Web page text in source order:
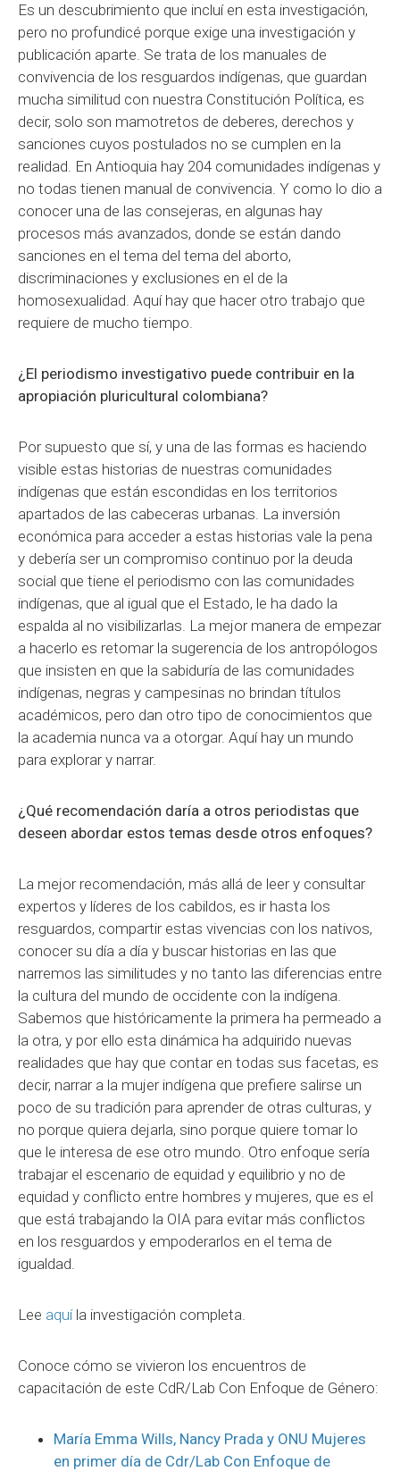
Es un descubrimiento que incluí en esta investigación,
pero no profundicé porque exige una investigación y
publicación aparte. Se trata de los manuales de
convivencia de los resguardos indígenas, que guardan
mucha similitud con nuestra Constitución Política, es
decir, solo son mamotretos de deberes, derechos y
sanciones cuyos postulados no se cumplen en la
realidad. En Antioquia hay 204 comunidades indígenas y
no todas tienen manual de convivencia. Y como lo dio a
conocer una de las consejeras, en algunas hay
procesos más avanzados, donde se están dando
sanciones en el tema del tema del aborto,
discriminaciones y exclusiones en el de la
homosexualidad. Aquí hay que hacer otro trabajo que
requiere de mucho tiempo.
¿El periodismo investigativo puede contribuir en la
apropiación pluricultural colombiana?
Por supuesto que sí, y una de las formas es haciendo
visible estas historias de nuestras comunidades
indígenas que están escondidas en los territorios
apartados de las cabeceras urbanas. La inversión
económica para acceder a estas historias vale la pena
y debería ser un compromiso continuo por la deuda
social que tiene el periodismo con las comunidades
indígenas, que al igual que el Estado, le ha dado la
espalda al no visibilizarlas. La mejor manera de empezar
a hacerlo es retomar la sugerencia de los antropólogos
que insisten en que la sabiduría de las comunidades
indígenas, negras y campesinas no brindan títulos
académicos, pero dan otro tipo de conocimientos que
la academia nunca va a otorgar. Aquí hay un mundo
para explorar y narrar.
¿Qué recomendación daría a otros periodistas que
deseen abordar estos temas desde otros enfoques?
La mejor recomendación, más allá de leer y consultar
expertos y líderes de los cabildos, es ir hasta los
resguardos, compartir estas vivencias con los nativos,
conocer su día a día y buscar historias en las que
narremos las similitudes y no tanto las diferencias entre
la cultura del mundo de occidente con la indígena.
Sabemos que históricamente la primera ha permeado a
la otra, y por ello esta dinámica ha adquirido nuevas
realidades que hay que contar en todas sus facetas, es
decir, narrar a la mujer indígena que prefiere salirse un
poco de su tradición para aprender de otras culturas, y
no porque quiera dejarla, sino porque quiere tomar lo
que le interesa de ese otro mundo. Otro enfoque sería
trabajar el escenario de equidad y equilibrio y no de
equidad y conflicto entre hombres y mujeres, que es el
que está trabajando la OIA para evitar más conflictos
en los resguardos y empoderarlos en el tema de
igualdad.
Lee aquíla investigación completa.
Conoce cómo se vivieron los encuentros de
capacitación de este CdR/Lab Con Enfoque de Género:
María Emma Wills, Nancy Prada y ONU Mujeres
en primer día de Cdr/Lab Con Enfoque de